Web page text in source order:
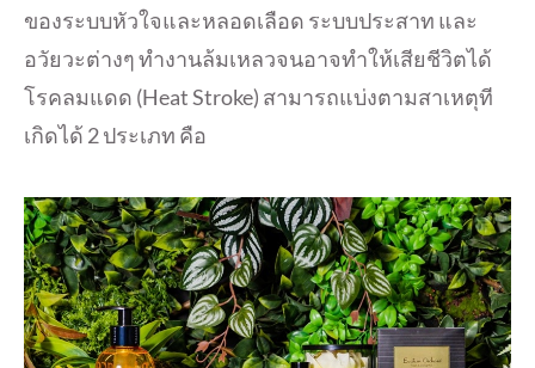
ของระบบหัวใจและหลอดเลือด ระบบประสาท และ
อวัยวะต่างๆ ทำงานล้มเหลวจนอาจทำให้เสียชีวิตได้
โรคลมแดด (Heat Stroke) สามารถแบ่งตามสาเหตุที
เกิดได้ 2 ประเภท คือ